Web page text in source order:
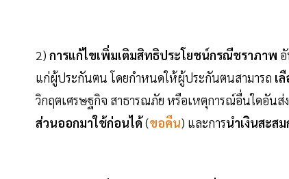
2) การแก้ไขเพิ่มเติมสิทธิประโยชน์กรณีชราภาพ
แก่ผู้ประกันตน โดยกำหนดให้ผู้ประกันตนสามารถ เ
วิกฤตเศรษฐกิจ สาธารณภัย หรือเหตุการณ์อื่นใดอัน
ส่วนออกมาใช้ก่อนได้(ขอคืน) และการนำเงินสะส